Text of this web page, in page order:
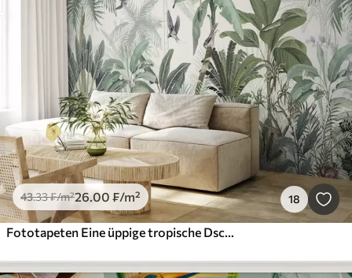
43.33₣/m²26.00 ₣/m² 18
Fototapeten Eine üppige tropische Dschungelszene mit verschiedenen Palmen, großen Blättern und bunten Blumen im Vordergrund